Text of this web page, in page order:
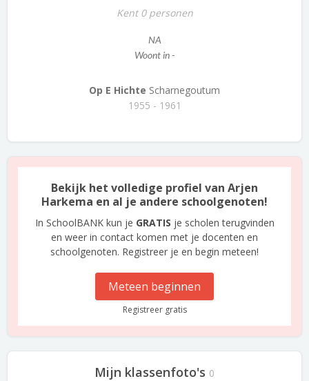
Kent 0 personen
NA
Woont in -
Op E Hichte Scharnegoutum
1955 - 1961
Bekijk het volledige profiel van Arjen
Harkema en al je andere schoolgenoten!
In SchoolBANK kun je GRATIS je scholen terugvinden
en weer in contact komen met je docenten en
schoolgenoten. Registreer je en begin meteen!
Meteen beginnen
Registreer gratis
Mijn klassenfoto's 0